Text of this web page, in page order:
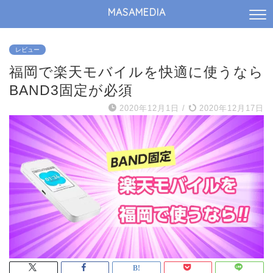
MASAMEDIA
レビュー
福岡で楽天モバイルを快適に使うなら
BAND3固定が必須
2020年12月1日 / 2020年12月17日